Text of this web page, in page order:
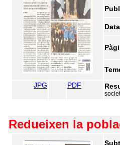
JPG PDF
Redueixen la